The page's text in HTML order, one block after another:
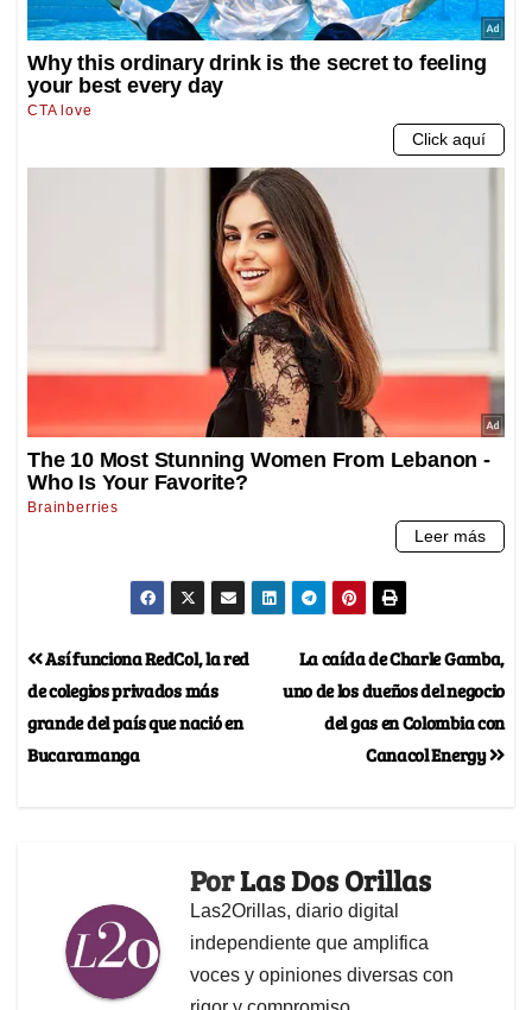
La caída de Charle Gamba,
uno de los dueños del negocio
del gas en Colombia con
Canacol Energy
Así funciona RedCol, la red
de colegios privados más
grande del país que nació en
Bucaramanga
PorLas Dos Orillas
Las2Orillas, diario digital
independiente que amplifica
voces y opiniones diversas con